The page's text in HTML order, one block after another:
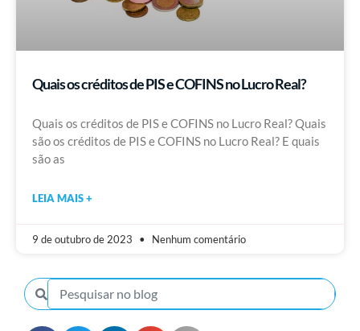
Quais os créditos de PIS e COFINS no Lucro Real?
Quais os créditos de PIS e COFINS no Lucro Real? Quais
são os créditos de PIS e COFINS no Lucro Real? E quais
são as
LEIA MAIS +
9 de outubro de 2023 Nenhum comentário